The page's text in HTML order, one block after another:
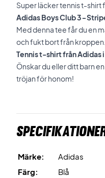
Super läcker tennis t-shirt
Adidas Boys Club 3-
Med denna tee får du en
och fukt bort från
Tennis t-shirt från
Önskar du eller ditt barn
tröjan för honom!
Märke:
Adidas
Färg:
Blå